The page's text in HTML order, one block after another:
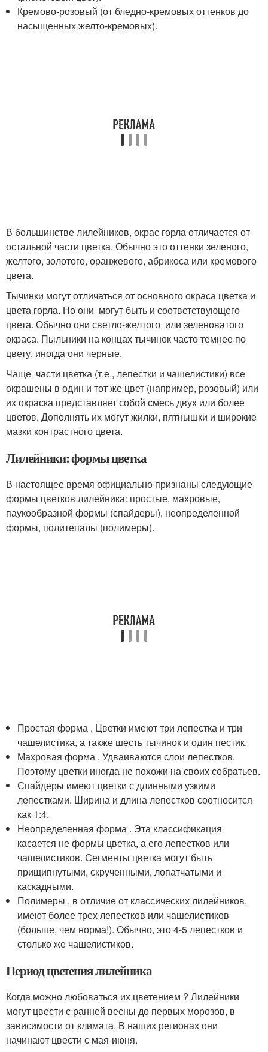
Кремово-розовый (от бледно-кремовых оттенков до
насыщенных желто-кремовых).
В большинстве лилейников, окрас горла отличается от
остальной части цветка. Обычно это оттенки зеленого,
желтого, золотого, оранжевого, абрикоса или кремового
цвета.
Тычинки могут отличаться от основного окраса цветка и
цвета горла. Но они могут быть и соответствующего
цвета. Обычно они светло-желтого или зеленоватого
окраса. Пыльники на концах тычинок часто темнее по
цвету, иногда они черные.
Чаще части цветка (т.е., лепестки и чашелистики) все
окрашены в один и тот же цвет (например, розовый) или
их окраска представляет собой смесь двух или более
цветов. Дополнять их могут жилки, пятнышки и широкие
мазки контрастного цвета.
Лилейники: формы цветка
В настоящее время официально признаны следующие
формы цветков лилейника: простые, махровые,
паукообразной формы (спайдеры), неопределенной
формы, политепалы (полимеры).
Простая форма . Цветки имеют три лепестка и три
чашелистика, а также шесть тычинок и один пестик.
Махровая форма . Удваиваются слои лепестков.
Поэтому цветки иногда не похожи на своих собратьев.
Спайдеры имеют цветки с длинными узкими
лепестками. Ширина и длина лепестков соотносится
как 1:4.
Неопределенная форма . Эта классификация
касается не формы цветка, а его лепестков или
чашелистиков. Сегменты цветка могут быть
прищипнутыми, скрученными, лопатчатыми и
каскадными.
Полимеры , в отличие от классических лилейников,
имеют более трех лепестков или чашелистиков
(больше, чем норма!). Обычно, это 4-5 лепестков и
столько же чашелистиков.
Период цветения лилейника
Когда можно любоваться их цветением ? Лилейники
могут цвести с ранней весны до первых морозов, в
зависимости от климата. В наших регионах они
начинают цвести с мая-июня.